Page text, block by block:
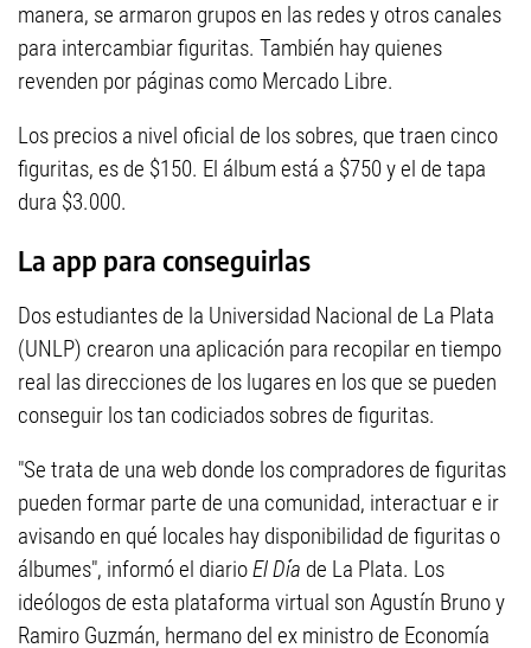
manera, se armaron grupos en las redes y otros canales
para intercambiar figuritas. También hay quienes
revenden por páginas como Mercado Libre.
Los precios a nivel oficial de los sobres, que traen cinco
figuritas, es de $150. El álbum está a $750 y el de tapa
dura $3.000.
La app para conseguirlas
Dos estudiantes de la Universidad Nacional de La Plata
(UNLP) crearon una aplicación para recopilar en tiempo
real las direcciones de los lugares en los que se pueden
conseguir los tan codiciados sobres de figuritas.
"Se trata de una web donde los compradores de figuritas
pueden formar parte de una comunidad, interactuar e ir
avisando en qué locales hay disponibilidad de figuritas o
álbumes", informó el diarioEl Día de La Plata. Los
ideólogos de esta plataforma virtual son Agustín Bruno y
Ramiro Guzmán, hermano del ex ministro de Economía